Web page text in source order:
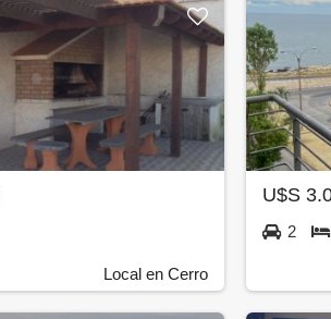
Local en Cerro
U$S
2